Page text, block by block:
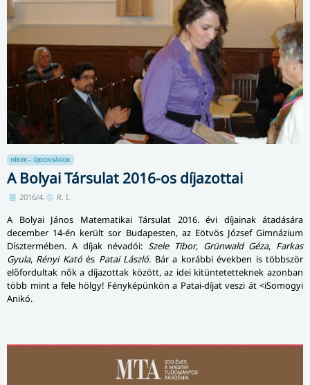
HÍREK – ÚJDONSÁGOK
A Bolyai Társulat 2016-os díjazottai
2016/4. R. I.
A Bolyai János Matematikai Társulat 2016. évi díjainak átadására
december 14-én került sor Budapesten, az Eötvös József Gimnázium
Dísztermében. A díjak névadói: Szele Tibor, Grünwald Géza, Farkas
Gyula, Rényi Katóés Patai László. Bár a korábbi években is többször
előfordultak nők a díjazottak között, az idei kitüntetetteknek azonban
több mint a fele hölgy! Fényképünkön a Patai-díjat veszi át <iSomogyi
Anikó.